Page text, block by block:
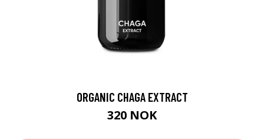
ORGANIC CHAGA EXTRACT
320 NOK